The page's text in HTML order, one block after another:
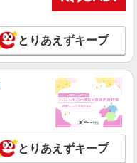
とりあえずキープ
とりあえずキープ